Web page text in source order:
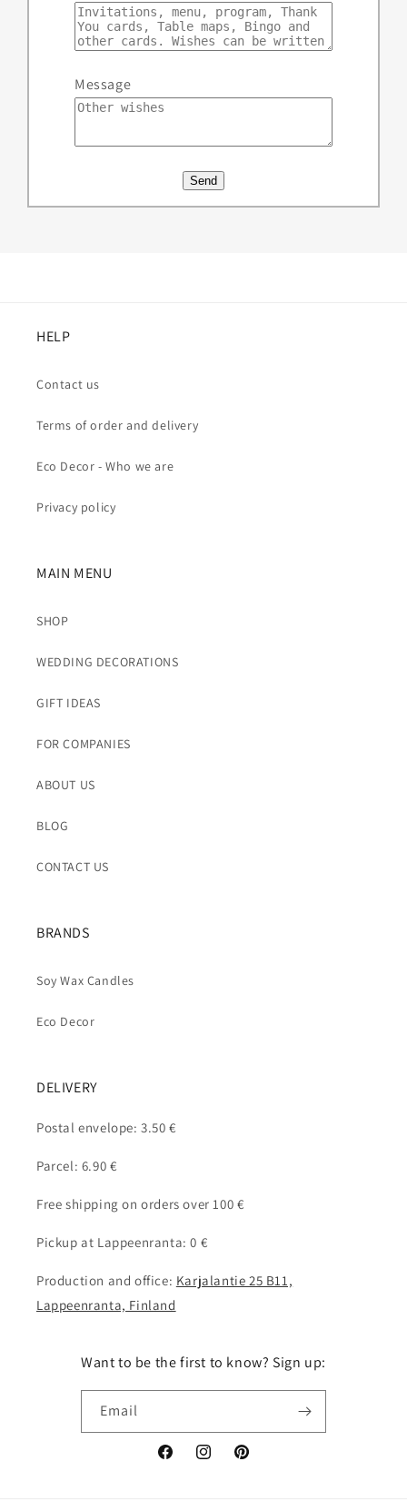
Message
Send
HELP
Contact us
Terms of order and delivery
Eco Decor - Who we are
Privacy policy
MAIN MENU
SHOP
WEDDING DECORATIONS
GIFT IDEAS
FOR COMPANIES
ABOUT US
BLOG
CONTACT US
BRANDS
Soy Wax Candles
Eco Decor
DELIVERY
Postal envelope: 3.50 €
Parcel: 6.90 €
Free shipping on orders over 100 €
Pickup at Lappeenranta: 0 €
Production and office: Karjalantie 25 B11,
Lappeenranta, Finland
Want to be the first to know? Sign up:
Email
FacebookInstagramPinterest